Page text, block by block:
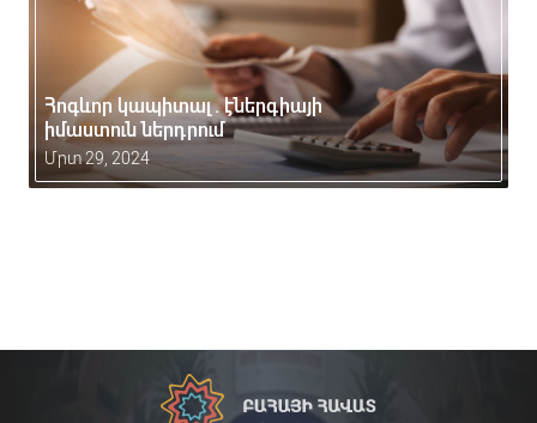
Հոգևոր կապիտալ. էներգիայի
իմաստուն ներդրում
Մրտ 29, 2024